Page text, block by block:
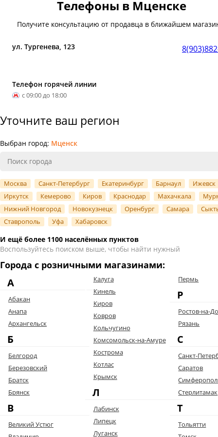
Телефоны в Мценске
Получите консультацию от продавца в ближайшем
ул. Тургенева, 123
Телефон горячей линии
с 09:00 до 18:00
Уточните ваш регион
Выбран город: Мценск
Москва Санкт-Петербург Екатеринбург Барнаул
Ижевск
Иркутск
Кемерово Киров Краснодар Махачкала
Нижний Новгород
Новокузнецк Оренбург Самара
Ставрополь
Уфа Хабаровск
И ещё более 1100 населённых пунктов
Воспользуйтесь поиском выше, чтобы найти нужный
Города с розничными магазинами:
А
Абакан
Анапа
Архангельск
Б
Белгород
Березовский
Братск
Брянск
В
Великий Устюг
Калуга
Кинель
Киров
Ковров
Кольчугино
Комсомольск-на-Амуре
Кострома
Котлас
Крымск
Л
Лабинск
Липецк
Луганск
Пермь
Р
Ростов-на-
Рязань
С
Санкт-
Саратов
Стерлитамак
Т
Тольятти